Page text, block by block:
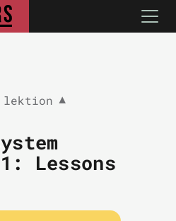
▼
Lessons